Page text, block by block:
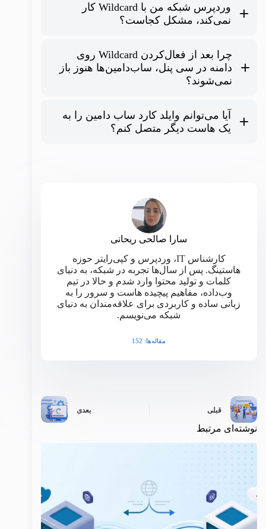
وردپرس شبکه من با Wildcard کار
نمی‌کند، مشکل کجاست؟
wp-config.php
SUBDOMAIN_INSTALL
true
چرا بعد از فعال‌کردن Wildcard روی
دامنه در سی پنل، ساب‌دامین‌ها هنوز باز
نمی‌شوند؟
آیا می‌توانم وایلد کارد ساب دامین را به
یک هاست دیگر متصل کنم؟
سارا صالحی ریحانی
کارشناس IT، وردپرس و کپی‌رایتر حوزه
هاستینگ. پس از سال‌ها تجربه در شبکه، به دنیای
کلمات و تولید محتوا وارد شدم و حالا در تیم
وب‌داده، مفاهیم پیچیده هاست و سرور را به
زبانی ساده و کاربردی برای علاقه‌مندان به دنیای
شبکه می‌نویسم.
مقاله‌ها: 152
قبلی بعدی
نوشته‌ای مرتبط